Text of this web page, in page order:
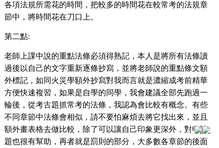
各項法規所需花的時間，把較多的時間花在較常考的法規章
節中，將時間花在刀口上。
第二點:
老師上課中說的重點法條必須得熟記，本人是將所有法條讀
過後以自己的文字重新逐條抄寫，並將老師說的重點條文額
外標記，如同火災學額外抄寫對我而言就是濃縮成考前精華
方便快速複習，如果是自學的同學，我會建議全部先跑過一
輪後，從考古題抓常考的法條，我認為會比較有概念。有些
不同章節中法條會相似，請不要怕麻煩去將它找出來，並且
額外畫表格去做比較，除了可以讓自己印象更深外，對申論
題也很有幫助，再者就是罰則的部分，大多數各章節的後面